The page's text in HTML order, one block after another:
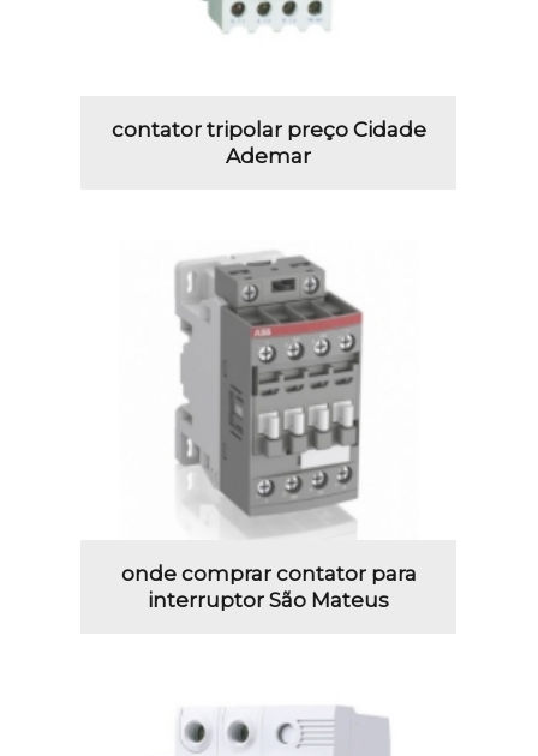
contator tripolar preço Cidade
Ademar
onde comprar contator para
interruptor São Mateus